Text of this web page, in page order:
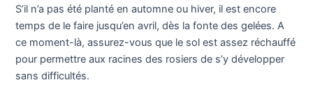
S’il n’a pas été planté en automne ou hiver, il est encore
temps de le faire jusqu’en avril, dès la fonte des gelées. A
ce moment-là, assurez-vous que le sol est assez réchauffé
pour permettre aux racines des rosiers de s’y développer
sans difficultés.